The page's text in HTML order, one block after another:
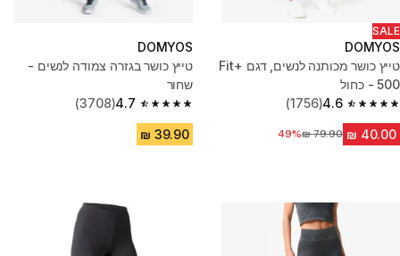
SALE
DOMYOS
טייץ כושר מכותנה לנשים, דגם ‎Fit+‎
500 - כחול
4.6
4.6 out of 5 stars from 1756 reviews
(1756)
מחיר לפני הנחה‏79.90 ₪
49%
DOMYOS
טייץ כושר בגזרה צמודה לנשים -
שחור
4.7
4.7 out of 5 stars from 3708 reviews
(3708)